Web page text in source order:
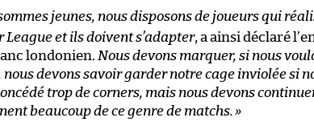
jeunes, nous disposons de joueurs qui
League et ils doivent s’adapter, a ainsi déclaré
londonien. Nous devons marquer, si nous
nous devons savoir garder notre cage inviolée si
trop de corners, mais nous devons
beaucoup de ce genre de matchs.»